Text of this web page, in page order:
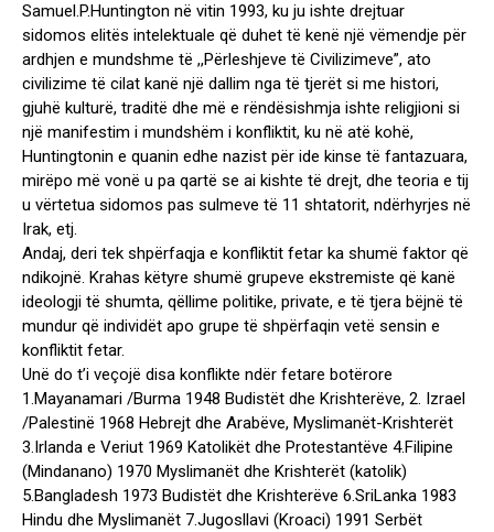
Samuel.P.Huntington në vitin 1993, ku ju ishte drejtuar
sidomos elitës intelektuale që duhet të kenë një vëmendje për
ardhjen e mundshme të ,,Përleshjeve të Civilizimeve”, ato
civilizime të cilat kanë një dallim nga të tjerët si me histori,
gjuhë kulturë, traditë dhe më e rëndësishmja ishte religjioni si
një manifestim i mundshëm i konfliktit, ku në atë kohë,
Huntingtonin e quanin edhe nazist për ide kinse të fantazuara,
mirëpo më vonë u pa qartë se ai kishte të drejt, dhe teoria e tij
u vërtetua sidomos pas sulmeve të 11 shtatorit, ndërhyrjes në
Irak, etj.
Andaj, deri tek shpërfaqja e konfliktit fetar ka shumë faktor që
ndikojnë. Krahas këtyre shumë grupeve ekstremiste që kanë
ideologji të shumta, qëllime politike, private, e të tjera bëjnë të
mundur që individët apo grupe të shpërfaqin vetë sensin e
konfliktit fetar.
Unë do t’i veçojë disa konflikte ndër fetare botërore
1.Mayanamari /Burma 1948 Budistët dhe Krishterëve, 2. Izrael
/Palestinë 1968 Hebrejt dhe Arabëve, Myslimanët-Krishterët
3.Irlanda e Veriut 1969 Katolikët dhe Protestantëve 4.Filipine
(Mindanano) 1970 Myslimanët dhe Krishterët (katolik)
5.Bangladesh 1973 Budistët dhe Krishterëve 6.SriLanka 1983
Hindu dhe Myslimanët 7.Jugosllavi (Kroaci) 1991 Serbët